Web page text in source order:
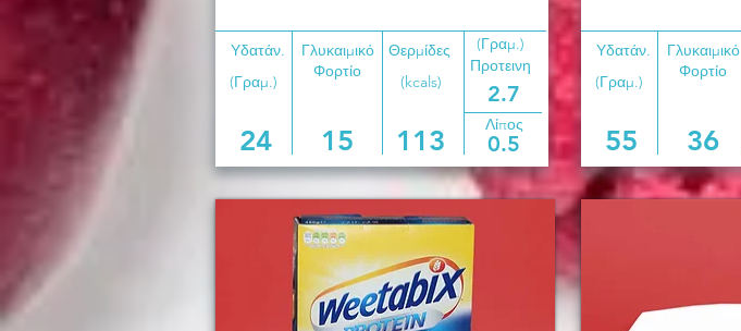
Υδατάν.
Γλυκαιμικό
Φορτίο
(Γραμ.)
Θερμίδες
(kcals)
Προτεινη
2.7
(Γραμ.)
24 15 113 Λίπος
0.5
Υδατάν.
Γλυκαιμικό
Φορτίο
(Γραμ.)
55 36